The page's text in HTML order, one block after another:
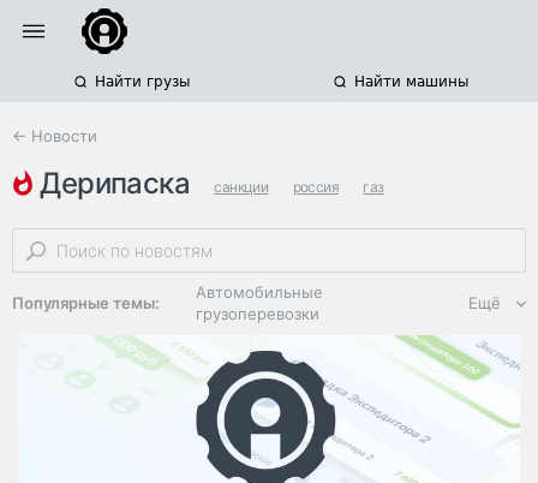
Найти грузы Найти машины
← Новости
дерипаска санкции россия газ
Популярные темы:
Автомобильные
грузоперевозки
Региональная
логистика
ЭДО, ИТ в
логистике
Дороги,
Ещё